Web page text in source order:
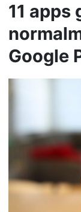
11 apps
Google